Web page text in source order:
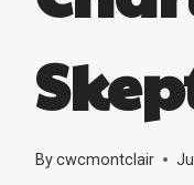
Bycwcmontclair